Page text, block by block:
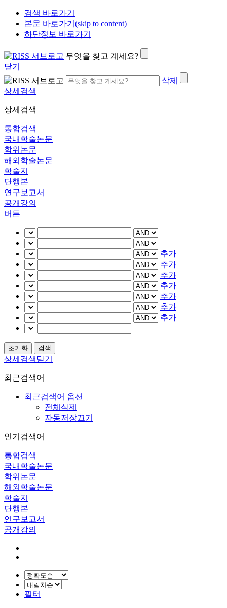
검색 바로가기
본문 바로가기(skip to content)
하단정보 바로가기
무엇을 찾고 계세요?
닫기
삭제
상세검색
상세검색
통합검색
국내학술논문
학위논문
해외학술논문
학술지
단행본
연구보고서
공개강의
버튼
추가
추가
추가
추가
추가
추가
추가
상세검색닫기
최근검색어
최근검색어 옵션
전체삭제
자동저장끄기
인기검색어
통합검색
국내학술논문
학위논문
해외학술논문
학술지
단행본
연구보고서
공개강의
필터